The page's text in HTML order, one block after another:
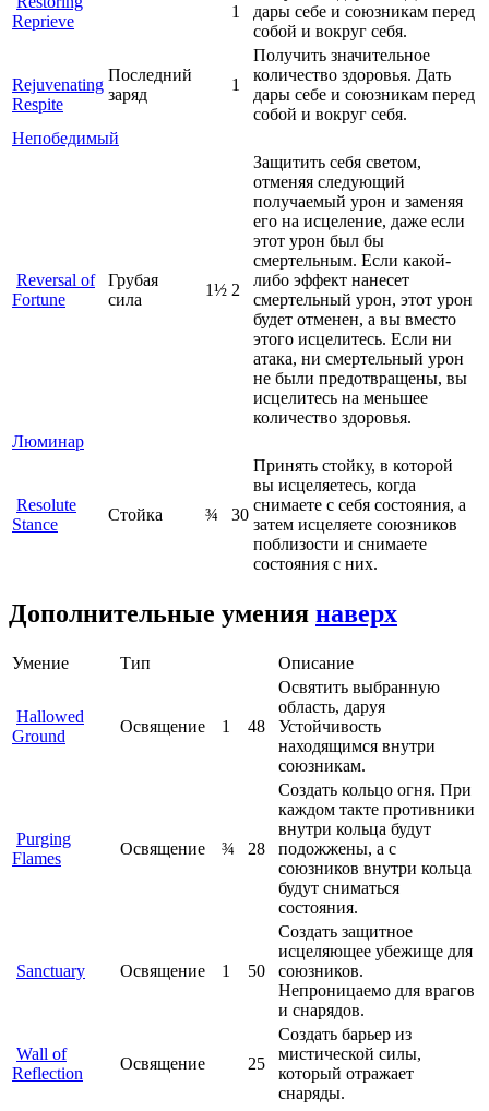
Reprieve
1
дары себе и союзникам перед
собой и вокруг себя.
Rejuvenating
Respite
Последний
заряд
1
Получить значительное
количество здоровья. Дать
дары себе и союзникам перед
собой и вокруг себя.
Непобедимый
Reversal of
Fortune
Грубая
сила
1½ 2
Защитить себя светом,
отменяя следующий
получаемый урон и заменяя
его на исцеление, даже если
этот урон был бы
смертельным. Если какой-
либо эффект нанесет
смертельный урон, этот урон
будет отменен, а вы вместо
этого исцелитесь. Если ни
атака, ни смертельный урон
не были предотвращены, вы
исцелитесь на меньшее
количество здоровья.
Люминар
Resolute
Stance
Стойка ¾ 30
Принять стойку, в которой
вы исцеляетесь, когда
снимаете с себя состояния, а
затем исцеляете союзников
поблизости и снимаете
состояния с них.
Дополнительные умения наверх
Умение Тип Описание
Hallowed
Ground
Освящение 1 48
Освятить выбранную
область, даруя
Устойчивость
находящимся внутри
союзникам.
Purging
Flames
Освящение ¾ 28
Создать кольцо огня. При
каждом такте противники
внутри кольца будут
подожжены, а с
союзников внутри кольца
будут сниматься
состояния.
Sanctuary Освящение 1 50
Создать защитное
исцеляющее убежище для
союзников.
Непроницаемо для врагов
и снарядов.
Wall of
Reflection
Освящение 25
Создать барьер из
мистической силы,
который отражает
снаряды.